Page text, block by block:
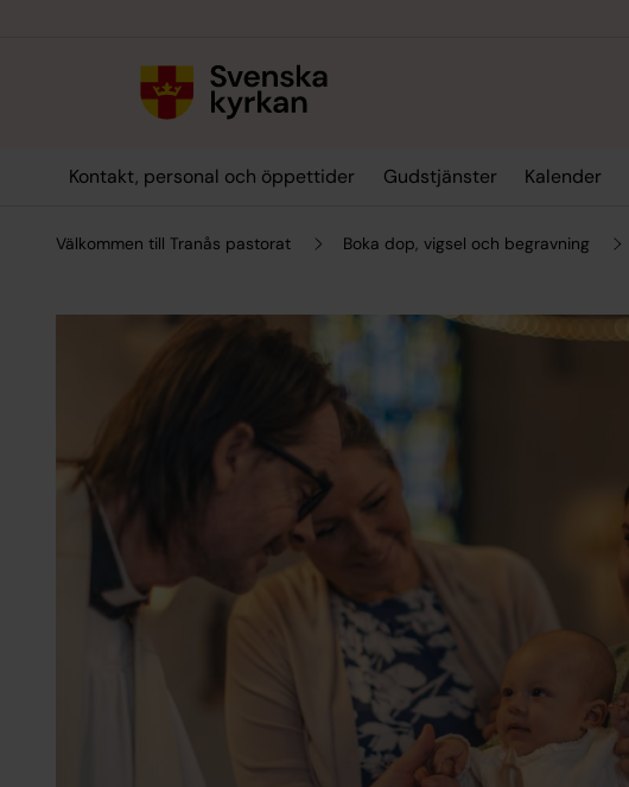
Kontakt, personal och öppettider Gudstjänster Kalender
Välkommen till Tranås pastorat Boka dop, vigsel och begravning